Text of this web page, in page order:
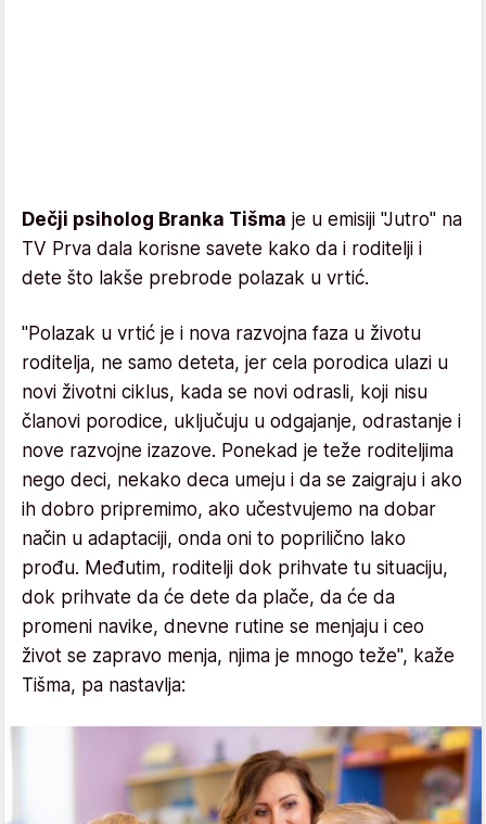
Dečji psiholog Branka Tišma je u emisiji "Jutro" na
TV Prva dala korisne savete kako da i roditelji i
dete što lakše prebrode polazak u vrtić.
"Polazak u vrtić je i nova razvojna faza u životu
roditelja, ne samo deteta, jer cela porodica ulazi u
novi životni ciklus, kada se novi odrasli, koji nisu
članovi porodice, uključuju u odgajanje, odrastanje i
nove razvojne izazove. Ponekad je teže roditeljima
nego deci, nekako deca umeju i da se zaigraju i ako
ih dobro pripremimo, ako učestvujemo na dobar
način u adaptaciji, onda oni to poprilično lako
prođu. Međutim, roditelji dok prihvate tu situaciju,
dok prihvate da će dete da plače, da će da
promeni navike, dnevne rutine se menjaju i ceo
život se zapravo menja, njima je mnogo teže", kaže
Tišma, pa nastavlja: